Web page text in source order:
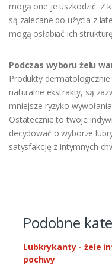
mogą one je uszkodzić. Z
są zalecane do użycia z
mogą osłabiać ich
Podczas wyboru żelu
Produkty
naturalne ekstrakty, są
mniejsze ryzyko
Ostatecznie to twoje
decydować o wyborze
satysfakcję z intymnych
Podobne
Lubkrykanty - żele
pochwy